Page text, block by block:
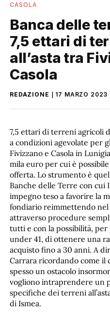
CASOLA
Banca delle
7,5 ettari di
all’asta tra
Casola
REDAZIONE 17 MARZO 2023
7,5 ettari di terreni agricoli
a condizioni agevolate per
Fivizzano e Casola in
mila euro per cui è
offerta. Lo strumento è
Banche delle Terre con cui
impegno teso a favorire la
fondiario reimmettendo
attraverso procedure
tutti e con la possibilità,
under 41, di ottenere una
acquisto fino a 30 anni. A
Carrara ricordando come il
spesso un ostacolo
vogliono intraprendere un
specifiche dei terreni
di Ismea.